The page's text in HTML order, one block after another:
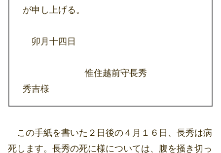
が申し上げる。
卯月十四日
惟住越前守長秀
秀吉様
この手紙を書いた２日後の４月１６日、長秀は病
死します。長秀の死に様については、腹を掻き切っ